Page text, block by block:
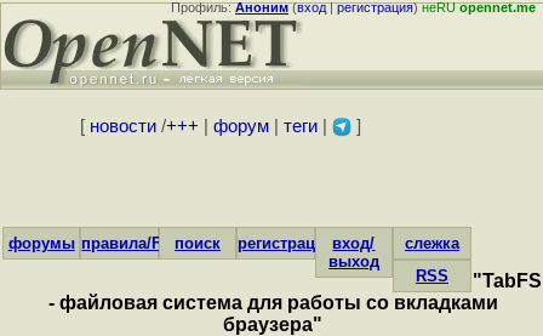
Профиль:Аноним(вход|регистрация)неRUopennet.me
[ новости/+++ форум| теги| ]
форумы правила/FAQпоиск регистрациявход/
выход
слежка
RSS
"TabFS
- файловая система для работы со вкладками
браузера"